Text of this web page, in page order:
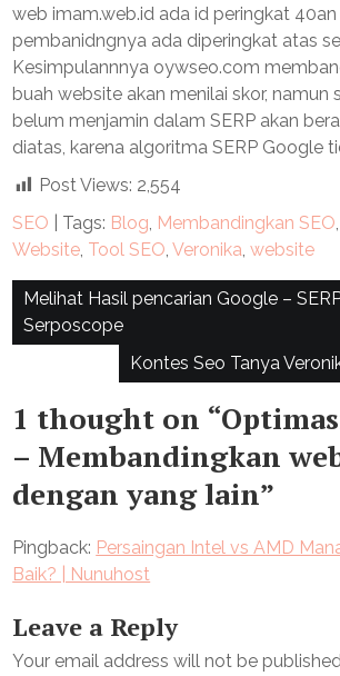
web imam.web.id ada id peringkat
pembanidngnya ada diperingkat atas
Kesimpulannnya oywseo.com
buah website akan menilai skor, namun
belum menjamin dalam SERP akan
diatas, karena algoritma SERP Google
Post Views: 2,554
SEO
| Tags: Blog, Membandingkan SEO,
Website, Tool SEO,Veronika,website
Post
navigation
Melihat Hasil pencarian Google –
Serposcope
Kontes Seo Tanya
1 thought on “
– Membandingkan
dengan yang lain”
Pingback: Persaingan Intel vs AMD
Baik? | Nunuhost
Leave a Reply
Your email address will not be